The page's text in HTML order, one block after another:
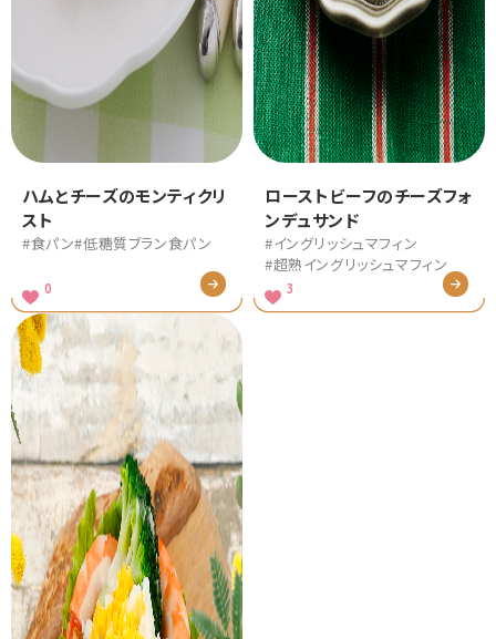
ハムとチーズのモンティクリ
スト
#食パン#低糖質ブラン食パン
0
ローストビーフのチーズフォ
ンデュサンド
#イングリッシュマフィン
#超熟イングリッシュマフィン
3